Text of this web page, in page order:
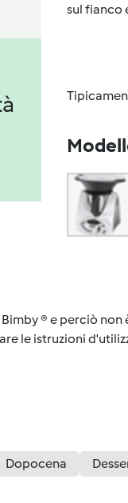
sul fianco
® e perciò
le istruzioni
Dopocena